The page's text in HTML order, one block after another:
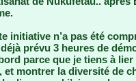
initiative n’a pas été
prévu 3 heures de
parce que je tiens à
et montrer la diversité de